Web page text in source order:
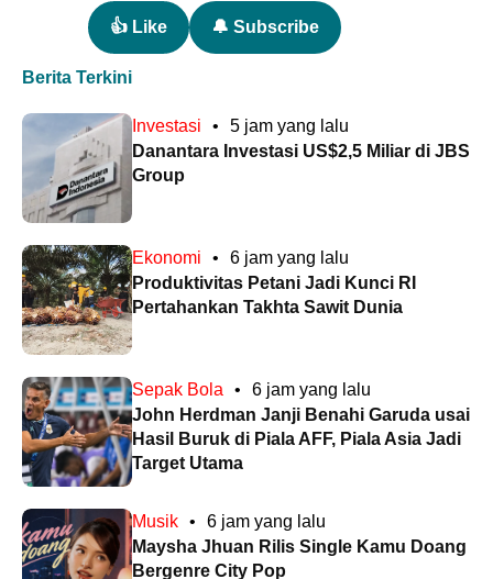
👍 Like 🔔 Subscribe
Berita Terkini
Investasi •
5 jam yang lalu
Danantara Investasi US$2,5 Miliar di JBS
Group
Ekonomi •
6 jam yang lalu
Produktivitas Petani Jadi Kunci RI
Pertahankan Takhta Sawit Dunia
Sepak Bola •
6 jam yang lalu
John Herdman Janji Benahi Garuda usai
Hasil Buruk di Piala AFF, Piala Asia Jadi
Target Utama
Musik •
6 jam yang lalu
Maysha Jhuan Rilis Single Kamu Doang
Bergenre City Pop